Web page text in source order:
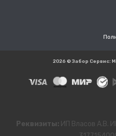
2026 © Забор Сервис:
Реквизиты: ИП Власов А.В.